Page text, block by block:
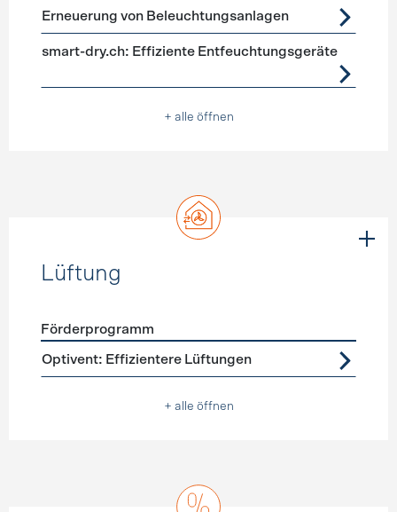
Förderprogramme Geräte, Beleuchtung
Erneuerung von Beleuchtungsanlagen
smart-dry.ch: Effiziente Entfeuchtungsgeräte
+ alle öffnen
Lüftung
Förderprogramme Lüftung
Förderprogramm
Optivent: Effizientere Lüftungen
+ alle öffnen